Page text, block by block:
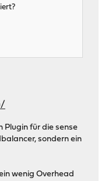
Plugin für die sense
sondern ein
wenig Overhead